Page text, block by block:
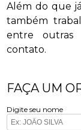
Além do que
também
entre outras
contato.
FAÇA UM
Digite seu nome